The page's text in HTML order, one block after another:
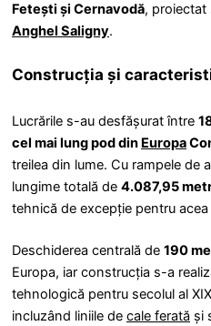
Fetești și Cernavodă, proiectat
Anghel Saligny.
Construcția și
Lucrările s-au desfășurat între
cel mai lung pod din Europa
treilea din lume. Cu rampele de
lungime totală de 4.087,95
tehnică de excepție pentru acea
Deschiderea centrală de 190
Europa, iar construcția s-a
tehnologică pentru secolul al
incluzând liniile de cale ferată și